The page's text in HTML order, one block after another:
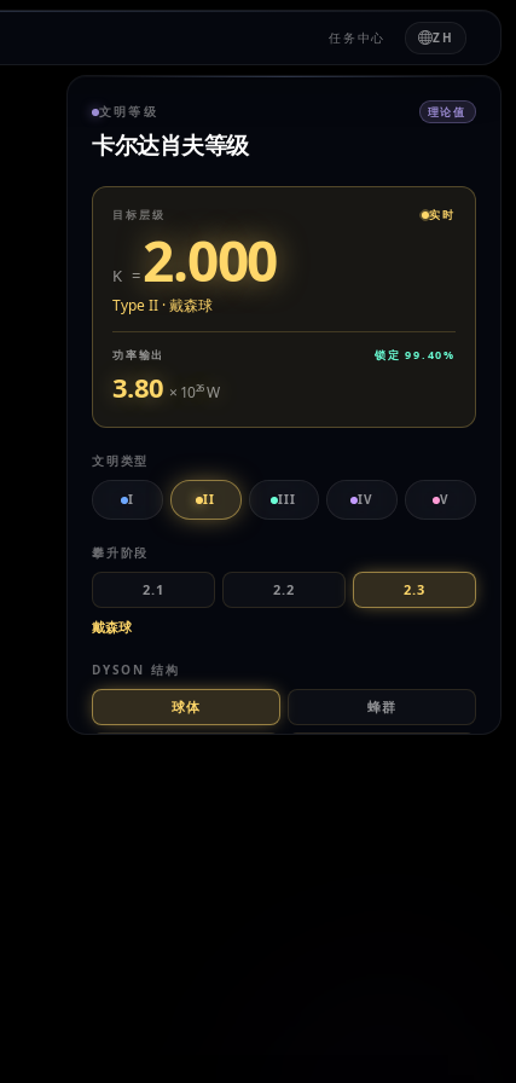
任务中心 ZH
文明等级 理论值
卡尔达肖夫等级
目标层级 实时
K =2.000
Type II ·戴森球
功率输出 锁定 99.40%
3.80 × 10²⁶W
文明类型
I II III IV V
攀升阶段
2.1 2.2 2.3
戴森球
DYSON 结构
球体 蜂群